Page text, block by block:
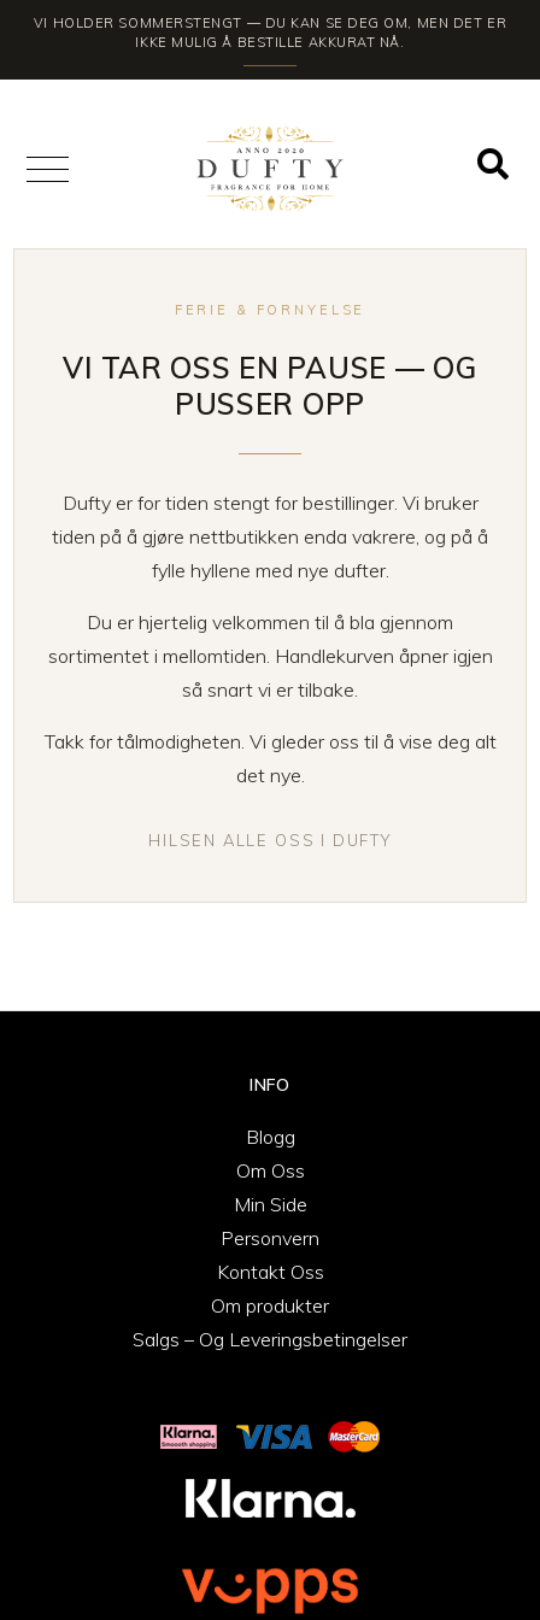
VI HOLDER SOMMERSTENGT — DU KAN SE DEG OM, MEN DET ER
IKKE MULIG Å BESTILLE AKKURAT NÅ.
FERIE & FORNYELSE
VI TAR OSS EN PAUSE — OG
PUSSER OPP
Dufty er for tiden stengt for bestillinger. Vi bruker
tiden på å gjøre nettbutikken enda vakrere, og på å
fylle hyllene med nye dufter.
Du er hjertelig velkommen til å bla gjennom
sortimentet i mellomtiden. Handlekurven åpner igjen
så snart vi er tilbake.
Takk for tålmodigheten. Vi gleder oss til å vise deg alt
det nye.
HILSEN ALLE OSS I DUFTY
INFO
Blogg
Om Oss
Min Side
Personvern
Kontakt Oss
Om produkter
Salgs – Og Leveringsbetingelser